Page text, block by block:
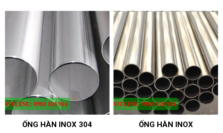
ỐNG HÀN INOX 304 ỐNG HÀN INOX